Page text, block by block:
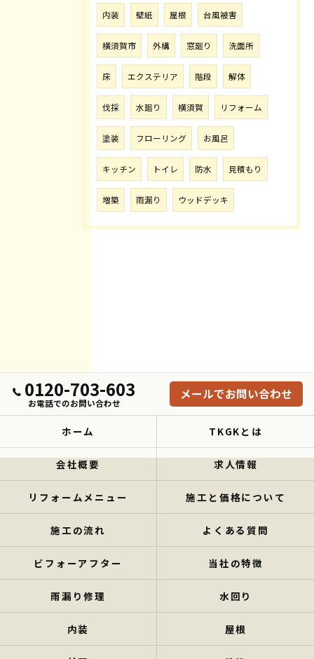
内装 壁紙 屋根 台風被害
横須賀市 外構 窓廻り 洗面所
床 エクステリア 階段 解体
伐採 水廻り 横須賀 リフォーム
塗装 フローリング お風呂
キッチン トイレ 防水 見積もり
増築 雨漏り ウッドデッキ
0120-703-603
お電話でのお問い合わせ
メールでお問い合わせ
ホーム TKGKとは
会社概要 求人情報
リフォームメニュー 施工と価格について
施工の流れ よくある質問
ビフォーアフター 当社の特徴
雨漏り修理 水回り
内装 屋根